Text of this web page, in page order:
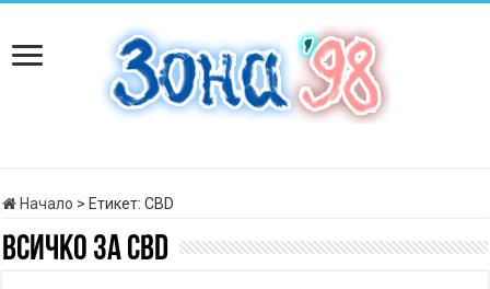
Начало > Етикет:CBD
Всичко заCBD